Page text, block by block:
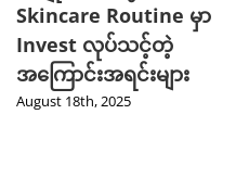
Skincare Routine မှာ
Invest လုပ်သင့်တဲ့
အကြောင်းအရင်းများ
August 18th, 2025